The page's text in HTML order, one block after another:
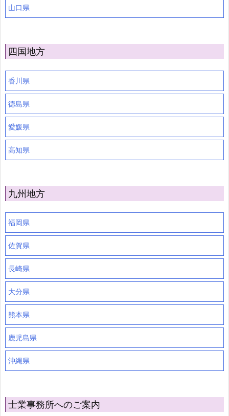
山口県
四国地方
香川県
徳島県
愛媛県
高知県
九州地方
福岡県
佐賀県
長崎県
大分県
熊本県
鹿児島県
沖縄県
士業事務所へのご案内